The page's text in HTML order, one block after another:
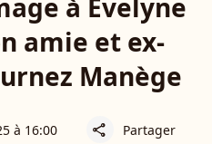
à Evelyne
amie et ex-
Manège
à 16:00 share Partager